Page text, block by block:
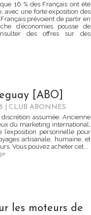
16 % des Français ont été
avec une forte exposition des
prévoient de partir en
d’économies pousse de
des offres sur des
[ABO]
CLUB ABONNES
assumée. Ancienne
du marketing international,
personnelle pour
artisanale, humaine, et
Vous pouvez acheter cet...
les moteurs de